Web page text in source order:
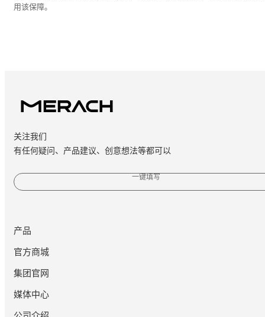
用该保障。
关注我们
有任何疑问、产品建议、创意想法等都可以
一键填写
产品
官方商城
集团官网
媒体中心